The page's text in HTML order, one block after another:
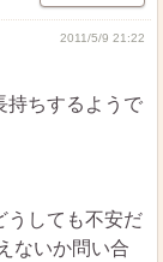
2011/5/9 21:22
持ちするようで
うしても不安だ
ないか問い合